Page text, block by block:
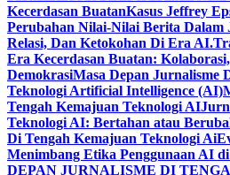
Kecerdasan BuatanKasus Jeffrey
Perubahan Nilai-Nilai Berita Dalam
Relasi, Dan Ketokohan Di Era AI.
Era Kecerdasan Buatan:
DemokrasiMasa Depan Jurnalisme
Teknologi Artificial Intelligence (AI)
Tengah Kemajuan Teknologi AI
Teknologi AI: Bertahan atau
Di Tengah Kemajuan Teknologi Ai
Menimbang Etika Penggunaan AI
DEPAN JURNALISME DI